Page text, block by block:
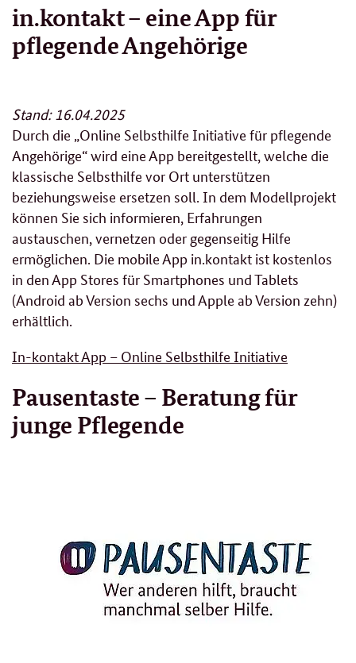
in.kontakt – eine App für
pflegende Angehörige
Stand: 16.04.2025
Durch die „Online Selbsthilfe Initiative für pflegende
Angehörige“ wird eine App bereitgestellt, welche die
klassische Selbsthilfe vor Ort unterstützen
beziehungsweise ersetzen soll. In dem Modellprojekt
können Sie sich informieren, Erfahrungen
austauschen, vernetzen oder gegenseitig Hilfe
ermöglichen. Die mobile App in.kontakt ist kostenlos
in den App Stores für Smartphones und Tablets
(Android ab Version sechs und Apple ab Version zehn)
erhältlich.
In-kontakt App – Online Selbsthilfe Initiative
Pausentaste – Beratung für
junge Pflegende